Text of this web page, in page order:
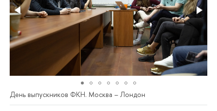
День выпускников ФКН. Москва – Лондон